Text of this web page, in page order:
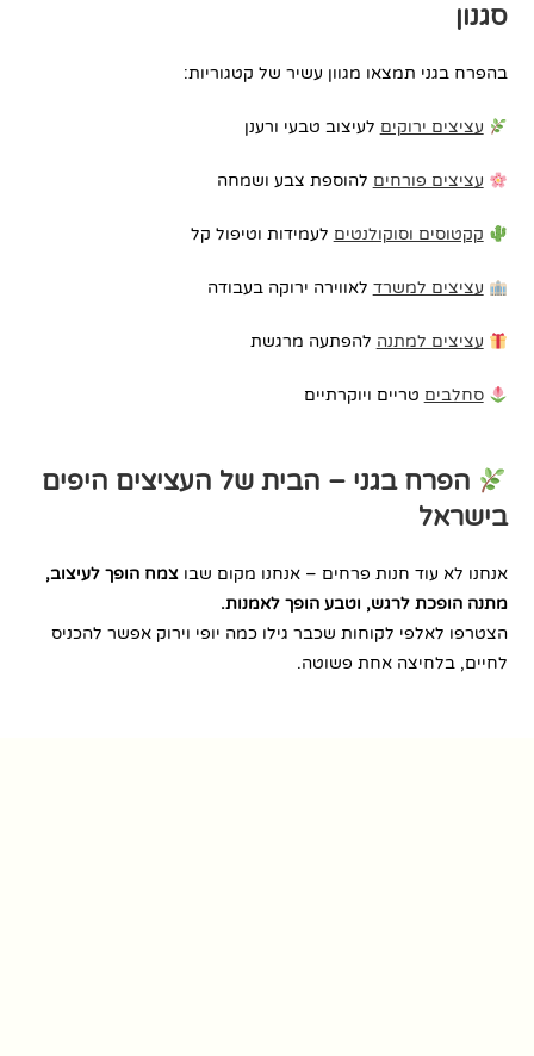
סגנון
בהפרח בגני תמצאו מגוון עשיר של קטגוריות:
עציצים ירוקים לעיצוב טבעי ורענן
עציצים פורחים להוספת צבע ושמחה
קקטוסים וסוקולנטים לעמידות וטיפול קל
עציצים למשרד לאווירה ירוקה בעבודה
עציצים למתנה להפתעה מרגשת
סחלבים טריים ויוקרתיים
הפרח בגני – הבית של העציצים היפים
בישראל
אנחנו לא עוד חנות פרחים – אנחנו מקום שבוצמח הופך לעיצוב,
מתנה הופכת לרגש, וטבע הופך לאמנות.
הצטרפו לאלפי לקוחות שכבר גילו כמה יופי וירוק אפשר להכניס
לחיים, בלחיצה אחת פשוטה.